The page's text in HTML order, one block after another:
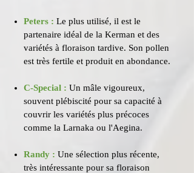
Peters : Le plus utilisé, il est le
partenaire idéal de la Kerman et des
variétés à floraison tardive. Son pollen
est très fertile et produit en abondance.
C-Special : Un mâle vigoureux,
souvent plébiscité pour sa capacité à
couvrir les variétés plus précoces
comme la Larnaka ou l'Aegina.
Randy : Une sélection plus récente,
très intéressante pour sa floraison